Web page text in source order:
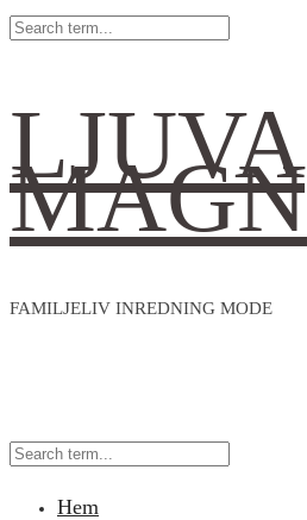
LJUVA
FAMILJELIV INREDNING MODE
Hem